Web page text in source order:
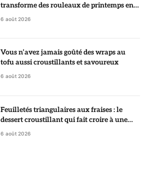
transforme des rouleaux de printemps en
vrai régal
6 août 2026
Vous n’avez jamais goûté des wraps au
tofu aussi croustillants et savoureux
6 août 2026
Feuilletés triangulaires aux fraises : le
dessert croustillant qui fait croire à une
pâtisserie de chef
6 août 2026